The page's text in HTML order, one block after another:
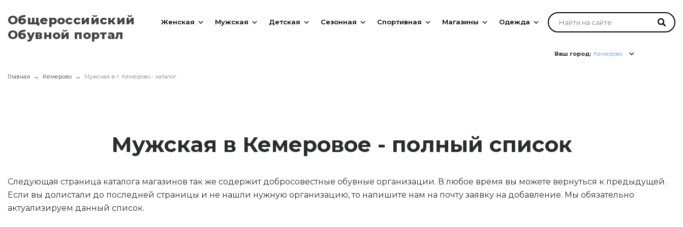
Общероссийский
Обувной портал
Женская Мужская Детская Сезонная Спортивная Магазины Одежда
Ваш город: Кемерово
Главная Кемерово Мужская в г. Кемерово - каталог
Мужская в Кемеровое - полный список
Следующая страница каталога магазинов так же содержит добросовестные обувные организации. В любое время вы можете вернуться к предыдущей.
Если вы долистали до последней страницы и не нашли нужную организацию, то напишите нам на почту заявку на добавление. Мы обязательно
актуализируем данный список.